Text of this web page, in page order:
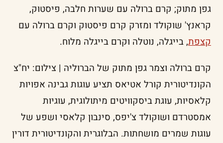
גפן מתוק; קרם ברולה עם שערות חלבה, פיסטוק,
קראנץ' שוקולד ומזרק קרם פיסטוק וקרם ברולה עם
קצפת, בייגלה, נוטלה וקרם בייגלה מלוח.
קרם ברולה וצמר גפן מתוק של הברוליה | צילום: יח"צ
הקונדיטורית קורל אטיאס תציע עוגות גבינה אפויות
קלאסיות, עוגת ביסקוויטים מיתולוגית, עוגיות
אמסטרדם ושוקולד צ'יפס, סינבון קלאסי ושפע של
עוגות שמרים מושחתות. הבלוגרית והקונדיטורית דורין